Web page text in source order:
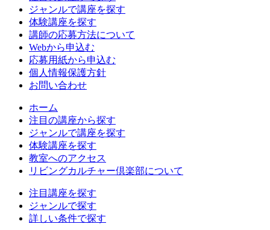
ジャンルで講座を探す
体験講座を探す
講師の応募方法について
Webから申込む
応募用紙から申込む
個人情報保護方針
お問い合わせ
ホーム
注目の講座から探す
ジャンルで講座を探す
体験講座を探す
教室へのアクセス
リビングカルチャー倶楽部について
注目講座を探す
ジャンルで探す
詳しい条件で探す